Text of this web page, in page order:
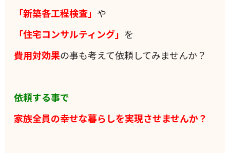
「新築各工程検査」 や
「住宅コンサルティング」 を
費用対効果の事も考えて依頼してみませんか？
依頼する事で
家族全員の幸せな暮らしを実現させませんか？